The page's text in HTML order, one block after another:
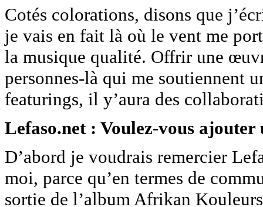
Cotés colorations, disons que
je vais en fait là où le vent me
la musique qualité. Offrir une
personnes-là qui me soutiennent
featurings, il y’aura des
Lefaso.net : Voulez-vous
D’abord je voudrais remercier
moi, parce qu’en termes de
sortie de l’album Afrikan